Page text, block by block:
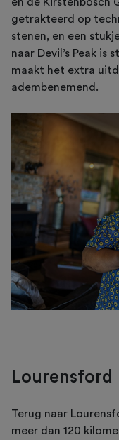
en de Kirstenbosch
getrakteerd op
stenen, en een
naar Devil’s Peak
maakt het extra
adembenemend.
Lourensford
Terug naar
meer dan 120